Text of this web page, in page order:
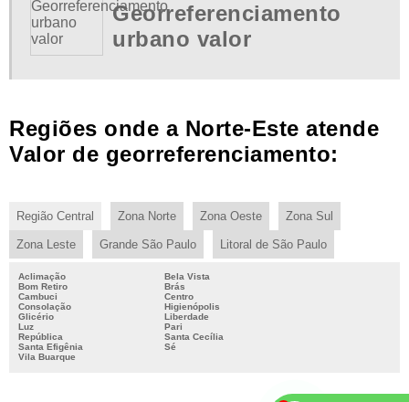
Georreferenciamento
urbano valor
Regiões onde a Norte-Este atende
Valor de georreferenciamento:
Região Central Zona Norte Zona Oeste Zona Sul
Zona Leste Grande São Paulo Litoral de São Paulo
Aclimação
Bela Vista
Bom Retiro
Brás
Cambuci
Centro
Consolação
Higienópolis
Glicério
Liberdade
Luz
Pari
República
Santa Cecília
Santa Efigênia
Sé
Vila Buarque